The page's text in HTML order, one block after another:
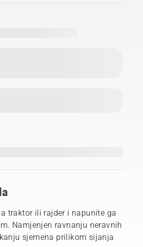
traktor ili rajder i napunite ga
Namjenjen ravnanju neravnih
sjemena prilikom sijanja